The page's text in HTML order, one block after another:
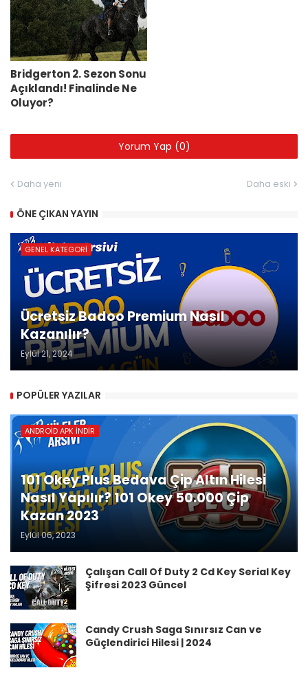
Bridgerton 2. Sezon Sonu
Açıklandı! Finalinde Ne
Oluyor?
Yorum Yap (0)
Daha yeni Daha eski
ÖNE ÇIKAN YAYIN
GENEL KATEGORI
Ücretsiz Badoo Premium Nasıl
Kazanılır?
Eylül 21, 2024
POPÜLER YAZILAR
ANDROID APK İNDIR
101 Okey Plus Bedava Çip Altın Hilesi
Nasıl Yapılır? 101 Okey 50.000 Çip
Kazan 2023
Eylül 06, 2023
Çalışan Call Of Duty 2 Cd Key Serial Key
Şifresi 2023 Güncel
Candy Crush Saga Sınırsız Can ve
Güçlendirici Hilesi | 2024